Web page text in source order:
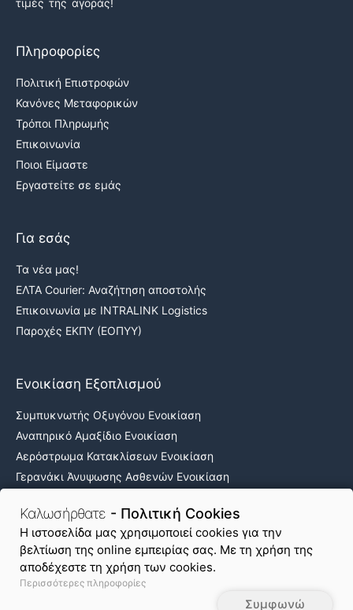
Καλωσήρθατε - Πολιτική Cookies
H ιστοσελίδα μας χρησιμοποιεί cookies για την
βελτίωση της online εμπειρίας σας. Με τη χρήση της
αποδέχεστε τη χρήση των cookies.
Περισσότερες πληροφορίες
Συμφωνώ
τιμές της αγοράς!
Πληροφορίες
Πολιτική Επιστροφών
Κανόνες Μεταφορικών
Τρόποι Πληρωμής
Επικοινωνία
Ποιοι Είμαστε
Εργαστείτε σε εμάς
Για εσάς
Τα νέα μας!
ΕΛΤΑ Courier: Αναζήτηση αποστολής
Επικοινωνία με INTRALINK Logistics
Παροχές ΕΚΠΥ (ΕΟΠΥΥ)
Ενοικίαση Εξοπλισμού
Συμπυκνωτής Οξυγόνου Ενοικίαση
Αναπηρικό Αμαξίδιο Ενοικίαση
Αερόστρωμα Κατακλίσεων Ενοικίαση
Γερανάκι Άνυψωσης Ασθενών Ενοικίαση
Όροι Χρήσης & Απόρρητο
Πολιτική Cookies
Χάρτης Ιστοτόπου